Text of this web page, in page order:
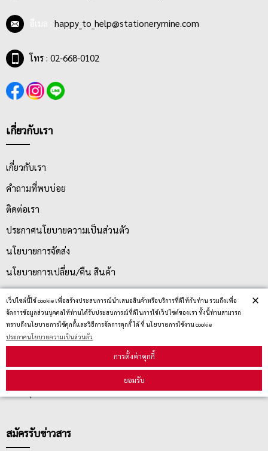
เว็ปไซต์นี้ใช้ cookie เพื่อสร้างประสบการณ์นำเสนอสินค้าหรือบริการที่ดีให้กับท่าน รวมถึงเพื่อ
จัดการข้อมูลส่วนบุคคลให้ท่านได้รับประสบการณ์ที่ดีในการใช้เว็ปไซต์ของเรา ทั้งนี้ท่านสามารถ
ทราบถึงนโยบายการใช้คุกกี้และวิธีการจัดการคุกกี้ ได้ ที่ นโยบายการใช้งาน cookie
ประกาศนโยบายความเป็นส่วนตัว
การตั้งค่าคุกกี้
ยอมรับ
×
happy_to_help@stationerymine.com
โทร : 02-668-0102
เกี่ยวกับเรา
เกี่ยวกับเรา
คำถามที่พบบ่อย
ติดต่อเรา
ประกาศนโยบายความเป็นส่วนตัว
นโยบายการจัดส่ง
นโยบายการเปลี่ยน/คืน สินค้า
บริการลูกค้า
ตรวจสอบสถานะสินค้า
คู่มือนักช้อป
วิธีลบคุกกี้
สมัครรับข่าวสาร